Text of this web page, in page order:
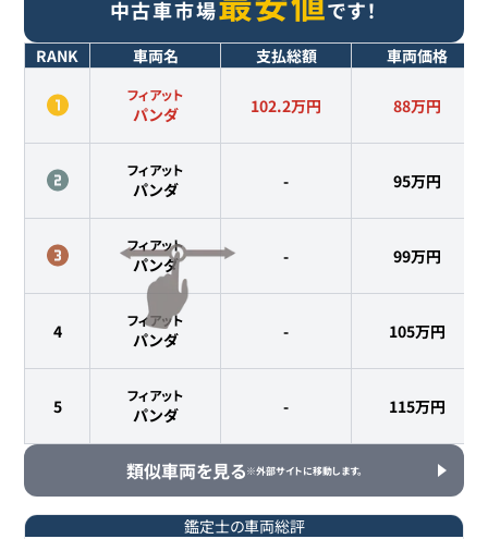
中古車市場 です！
RANK 車両名 支払総額 車両価格
フィアット
パンダ 102.2万円 88万円
フィアット
パンダ - 95万円
フィアット
パンダ - 99万円
4
フィアット
パンダ - 105万円
5
フィアット
パンダ - 115万円
類似車両を見る※外部サイトに移動します。
鑑定士の車両総評